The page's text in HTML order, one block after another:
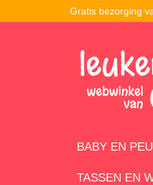
Gratis bezorging
BABY EN
TASSEN EN